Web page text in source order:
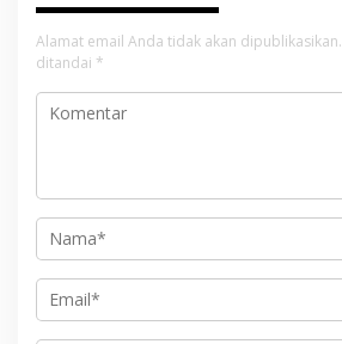
Alamat email Anda tidak akan dipublikasikan.
ditandai *